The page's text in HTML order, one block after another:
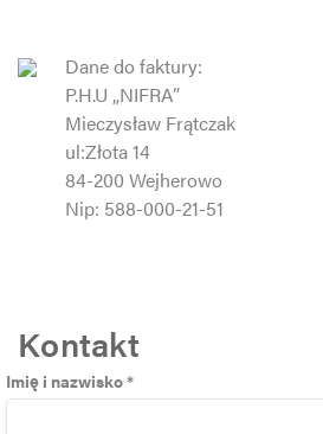
Dane do faktury:
P.H.U „NIFRA”
Mieczysław Frątczak
ul:Złota 14
84-200 Wejherowo
Nip: 588-000-21-51
Kontakt
Imię i nazwisko *